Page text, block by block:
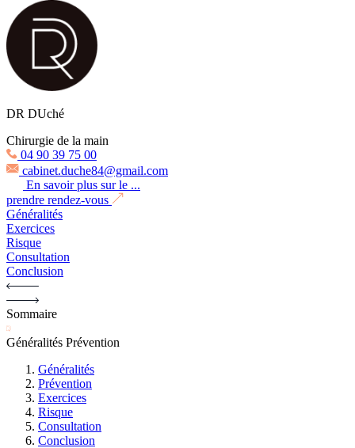
DR DUché
Chirurgie de la main
04 90 39 75 00
cabinet.duche84@gmail.com
En savoir plus sur le ...
prendre rendez-vous
Généralités
Exercices
Risque
Consultation
Conclusion
Sommaire
Généralités Prévention
Généralités
Prévention
Exercices
Risque
Consultation
Conclusion